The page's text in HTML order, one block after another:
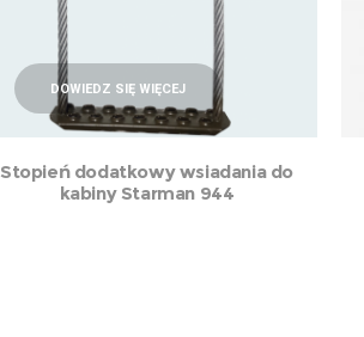
DOWIEDZ SIĘ WIĘCEJ
Stopień dodatkowy wsiadania do
kabiny Starman 944